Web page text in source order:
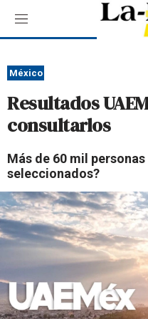
M
e
ú
México
Resultados
consultarlos
Más de 60 mil
seleccionados?